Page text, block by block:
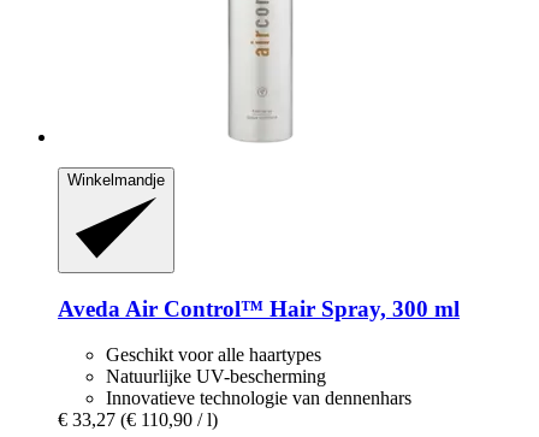
Winkelmandje
Aveda Air Control™ Hair Spray, 300 ml
Geschikt voor alle haartypes
Natuurlijke UV-bescherming
Innovatieve technologie van dennenhars
€ 33,27 (€ 110,90 / l)